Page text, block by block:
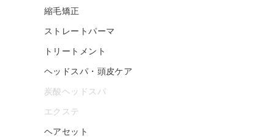
縮毛矯正
ストレートパーマ
トリートメント
ヘッドスパ・頭皮ケア
炭酸ヘッドスパ
エクステ
ヘアセット